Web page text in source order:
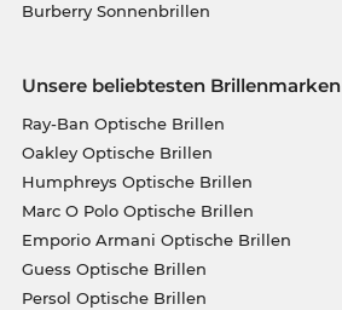
Burberry Sonnenbrillen
Unsere beliebtesten Brillenmarken
Ray-Ban Optische Brillen
Oakley Optische Brillen
Humphreys Optische Brillen
Marc O Polo Optische Brillen
Emporio Armani Optische Brillen
Guess Optische Brillen
Persol Optische Brillen